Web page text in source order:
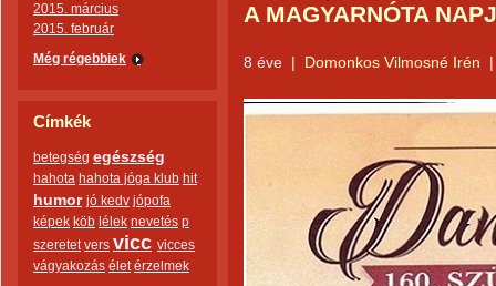
2015. március
2015. február
Még régebbiek
Címkék
betegség egészség
hahota hahota jóga klub hit
humor jó kedv jópofa
képek köb lélek nevetés p
szeretet vers vicc vicces
vágyakozás élet érzelmek
A MAGYARNÓTA
8 éve | Domonkos Vilmosné Irén